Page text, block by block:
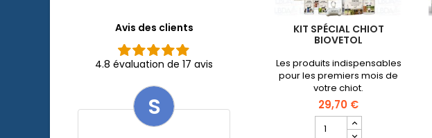
Avis des clients
4.8 évaluation de 17 avis
S
KIT SPÉCIAL CHIOT
BIOVETOL
Les produits indispensables
pour les premiers mois de
votre chiot.
29,70 €
quantité